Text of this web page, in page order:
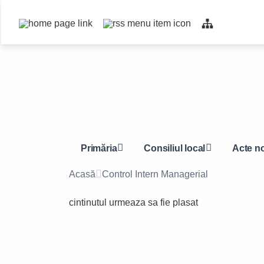
Top
bar
Primăria Consiliul local Acte
Acasă Control Intern Managerial
cintinutul urmeaza sa fie plasat